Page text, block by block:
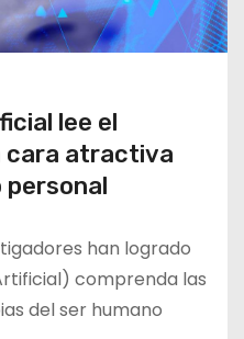
lee el
cara atractiva
personal
han logrado
comprenda las
del ser humano